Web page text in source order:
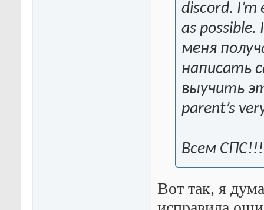
discord.
as possible.
меня
написать
выучить
parent’s
Всем СПС!!!
Вот так, я